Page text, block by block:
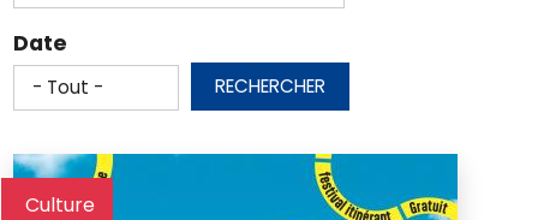
Date
RECHERCHER
Culture